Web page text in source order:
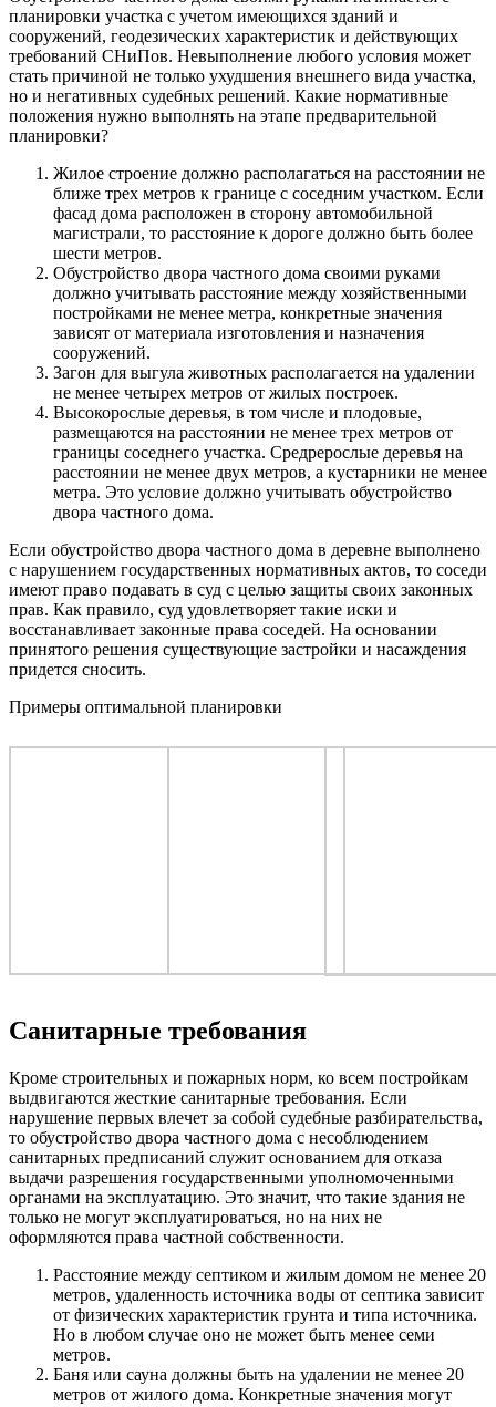
планировки участка с учетом имеющихся зданий и
сооружений, геодезических характеристик и действующих
требований СНиПов. Невыполнение любого условия может
стать причиной не только ухудшения внешнего вида участка,
но и негативных судебных решений. Какие нормативные
положения нужно выполнять на этапе предварительной
планировки?
Жилое строение должно располагаться на расстоянии не
ближе трех метров к границе с соседним участком. Если
фасад дома расположен в сторону автомобильной
магистрали, то расстояние к дороге должно быть более
шести метров.
Обустройство двора частного дома своими руками
должно учитывать расстояние между хозяйственными
постройками не менее метра, конкретные значения
зависят от материала изготовления и назначения
сооружений.
Загон для выгула животных располагается на удалении
не менее четырех метров от жилых построек.
Высокорослые деревья, в том числе и плодовые,
размещаются на расстоянии не менее трех метров от
границы соседнего участка. Средрерослые деревья на
расстоянии не менее двух метров, а кустарники не менее
метра. Это условие должно учитывать обустройство
двора частного дома.
Если обустройство двора частного дома в деревне выполнено
с нарушением государственных нормативных актов, то соседи
имеют право подавать в суд с целью защиты своих законных
прав. Как правило, суд удовлетворяет такие иски и
восстанавливает законные права соседей. На основании
принятого решения существующие застройки и насаждения
придется сносить.
Примеры оптимальной планировки
Санитарные требования
Кроме строительных и пожарных норм, ко всем постройкам
выдвигаются жесткие санитарные требования. Если
нарушение первых влечет за собой судебные разбирательства,
то обустройство двора частного дома с несоблюдением
санитарных предписаний служит основанием для отказа
выдачи разрешения государственными уполномоченными
органами на эксплуатацию. Это значит, что такие здания не
только не могут эксплуатироваться, но на них не
оформляются права частной собственности.
Расстояние между септиком и жилым домом не менее 20
метров, удаленность источника воды от септика зависит
от физических характеристик грунта и типа источника.
Но в любом случае оно не может быть менее семи
метров.
Баня или сауна должны быть на удалении не менее 20
метров от жилого дома. Конкретные значения могут